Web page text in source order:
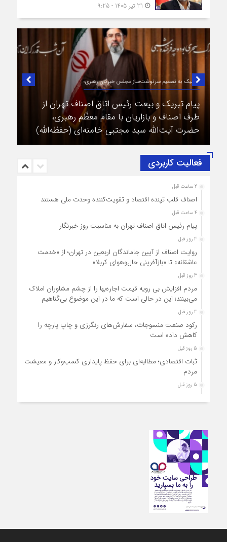
در لبیک به تصمیم سرنوشت‌ساز مجلس خبرگان رهبری؛
پیام تبریک و بیعت رئیس اتاق اصناف تهران از
طرف اصناف و بازاریان با مقام معظّم رهبری،
حضرت آیت‌الله سید مجتبی خامنه‌ای (حفظه‌الله)
فعالیت کاربردی
2 ساعت قبل
اصناف قلب تپنده اقتصاد و تقویت‌کننده وحدت ملی هستند
4 ساعت قبل
پیام رئیس اتاق اصناف تهران به مناسبت روز خبرنگار
3 روز قبل
روایت اصناف از آیین جاماندگان اربعین در تهران؛ از «خدمت
عاشقانه» تا «بازآفرینی حال‌وهوای کربلا»
3 روز قبل
مردم افزایش بی رویه قیمت اجاره‌بها را از چشم مشاوران املاک
می‌بینند؛ این در حالی است که ما در این موضوع بی‌گناهیم
3 روز قبل
رکود صنعت منسوجات، سفارش‌های رنگرزی و چاپ پارچه را
کاهش داده است
5 روز قبل
ثبات اقتصادی؛ مطالبه‌ای برای حفظ پایداری کسب‌وکار و معیشت
مردم
5 روز قبل
آمادگی دولت برای واگذاری اختیارات بازار به اصناف/ تأکید بر نقش
کالابرگ در حمایت از معیشت
5 روز قبل
مشکلات صنف تأمین مواد اولیه باکیفیت و نوسازی تجهیزات و
آموزش‌های تخصصی و فنی است
تعامل مالیاتی با اصناف برای رفع چالش‌های اجرایی